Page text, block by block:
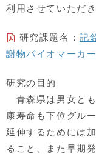
利用させていただ
研究課題名：記
謝物バイオマーカ
研究の目的
青森県は男女と
康寿命も下位グル
延伸するためには
ること、また早期